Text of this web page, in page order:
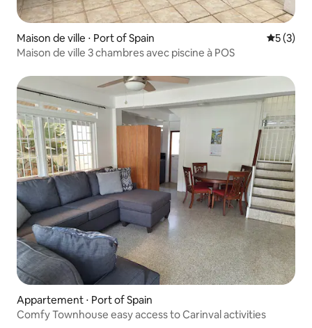
Maison de ville ⋅ Port of Spain
5 (3)
Maison de ville 3 chambres avec piscine à POS
Appartement ⋅ Port of Spain
Comfy Townhouse easy access to Carinval activities